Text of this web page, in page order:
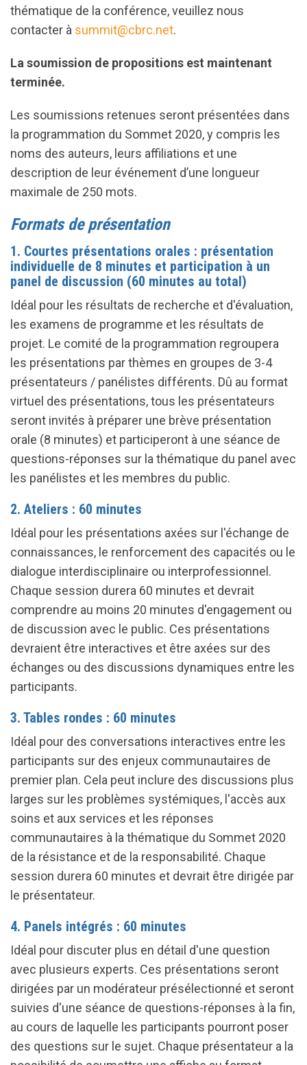
thématique de la conférence, veuillez nous
contacter à summit@cbrc.net.
La soumission de propositions est maintenant
terminée.
Les soumissions retenues seront présentées dans
la programmation du Sommet 2020, y compris les
noms des auteurs, leurs affiliations et une
description de leur événement d’une longueur
maximale de 250 mots.
Formats de présentation
1. Courtes présentations orales : présentation
individuelle de 8 minutes et participation à un
panel de discussion (60 minutes au total)
Idéal pour les résultats de recherche et d'évaluation,
les examens de programme et les résultats de
projet. Le comité de la programmation regroupera
les présentations par thèmes en groupes de 3-4
présentateurs / panélistes différents. Dû au format
virtuel des présentations, tous les présentateurs
seront invités à préparer une brève présentation
orale (8 minutes) et participeront à une séance de
questions-réponses sur la thématique du panel avec
les panélistes et les membres du public.
2. Ateliers : 60 minutes
Idéal pour les présentations axées sur l'échange de
connaissances, le renforcement des capacités ou le
dialogue interdisciplinaire ou interprofessionnel.
Chaque session durera 60 minutes et devrait
comprendre au moins 20 minutes d'engagement ou
de discussion avec le public. Ces présentations
devraient être interactives et être axées sur des
échanges ou des discussions dynamiques entre les
participants.
3. Tables rondes : 60 minutes
Idéal pour des conversations interactives entre les
participants sur des enjeux communautaires de
premier plan. Cela peut inclure des discussions plus
larges sur les problèmes systémiques, l'accès aux
soins et aux services et les réponses
communautaires à la thématique du Sommet 2020
de la résistance et de la responsabilité. Chaque
session durera 60 minutes et devrait être dirigée par
le présentateur.
4. Panels intégrés : 60 minutes
Idéal pour discuter plus en détail d'une question
avec plusieurs experts. Ces présentations seront
dirigées par un modérateur présélectionné et seront
suivies d'une séance de questions-réponses à la fin,
au cours de laquelle les participants pourront poser
des questions sur le sujet. Chaque présentateur a la